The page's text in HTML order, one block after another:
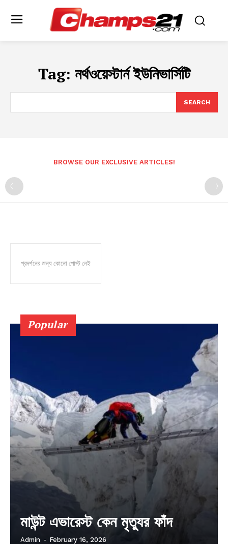
Tag: নর্থওয়েস্টার্ন ইউনিভার্সিটি
SEARCH
BROWSE OUR EXCLUSIVE ARTICLES!
প্রদর্শনের জন্য কোনো পোস্ট নেই
Popular
মাউন্ট এভারেস্ট কেন মৃত্যুর ফাঁদ
Admin - February 16, 2026